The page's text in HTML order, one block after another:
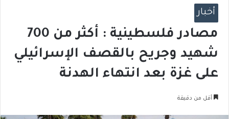
أخبار
مصادر فلسطينية : أكثر من 700
شهيد وجريح بالقصف الإسرائيلي
على غزة بعد انتهاء الهدنة
أقل من دقيقة